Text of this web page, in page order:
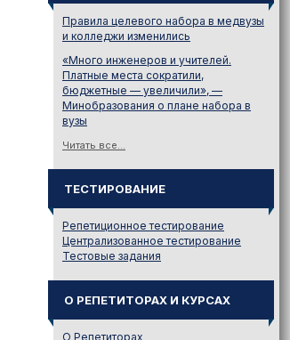
Правила целевого набора в медвузы
и колледжи изменились
«Много инженеров и учителей.
Платные места сократили,
бюджетные — увеличили», —
Минобразования о плане набора в
вузы
Читать все...
ТЕСТИРОВАНИЕ
Репетиционное тестирование
Централизованное тестирование
Тестовые задания
О РЕПЕТИТОРАХ И КУРСАХ
О Репетиторах